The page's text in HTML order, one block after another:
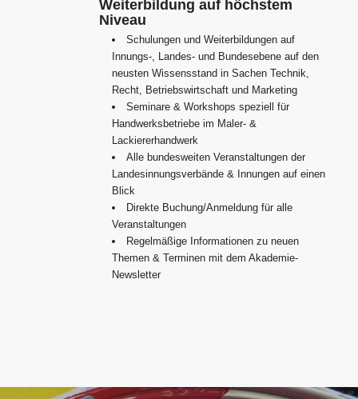
Weiterbildung auf höchstem
Niveau
Schulungen und Weiterbildungen auf
Innungs-, Landes- und Bundesebene auf den
neusten Wissensstand in Sachen Technik,
Recht, Betriebswirtschaft und Marketing
Seminare & Workshops speziell für
Handwerksbetriebe im Maler- &
Lackiererhandwerk
Alle bundesweiten Veranstaltungen der
Landesinnungsverbände & Innungen auf einen
Blick
Direkte Buchung/Anmeldung für alle
Veranstaltungen
Regelmäßige Informationen zu neuen
Themen & Terminen mit dem Akademie-
Newsletter